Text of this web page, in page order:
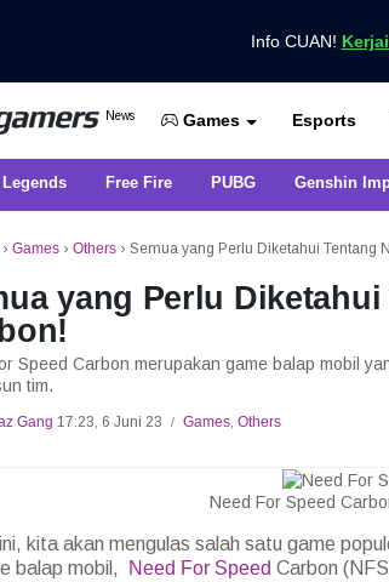
Info CUAN!
VCGamers News
News
Dapatkan Berita Games Terbaru Hanya di
Games Esports
Free Fire PUBG Genshin
› Games › Others › Semua yang Perlu Diketahui Tentang
yang Perlu
Speed Carbon merupakan game balap mobil
tim.
Gang 17:23, 6 Juni 23 / Games, Others
Need For Speed
kita akan mengulas salah satu game
balap mobil,
Need For Speed Carbon